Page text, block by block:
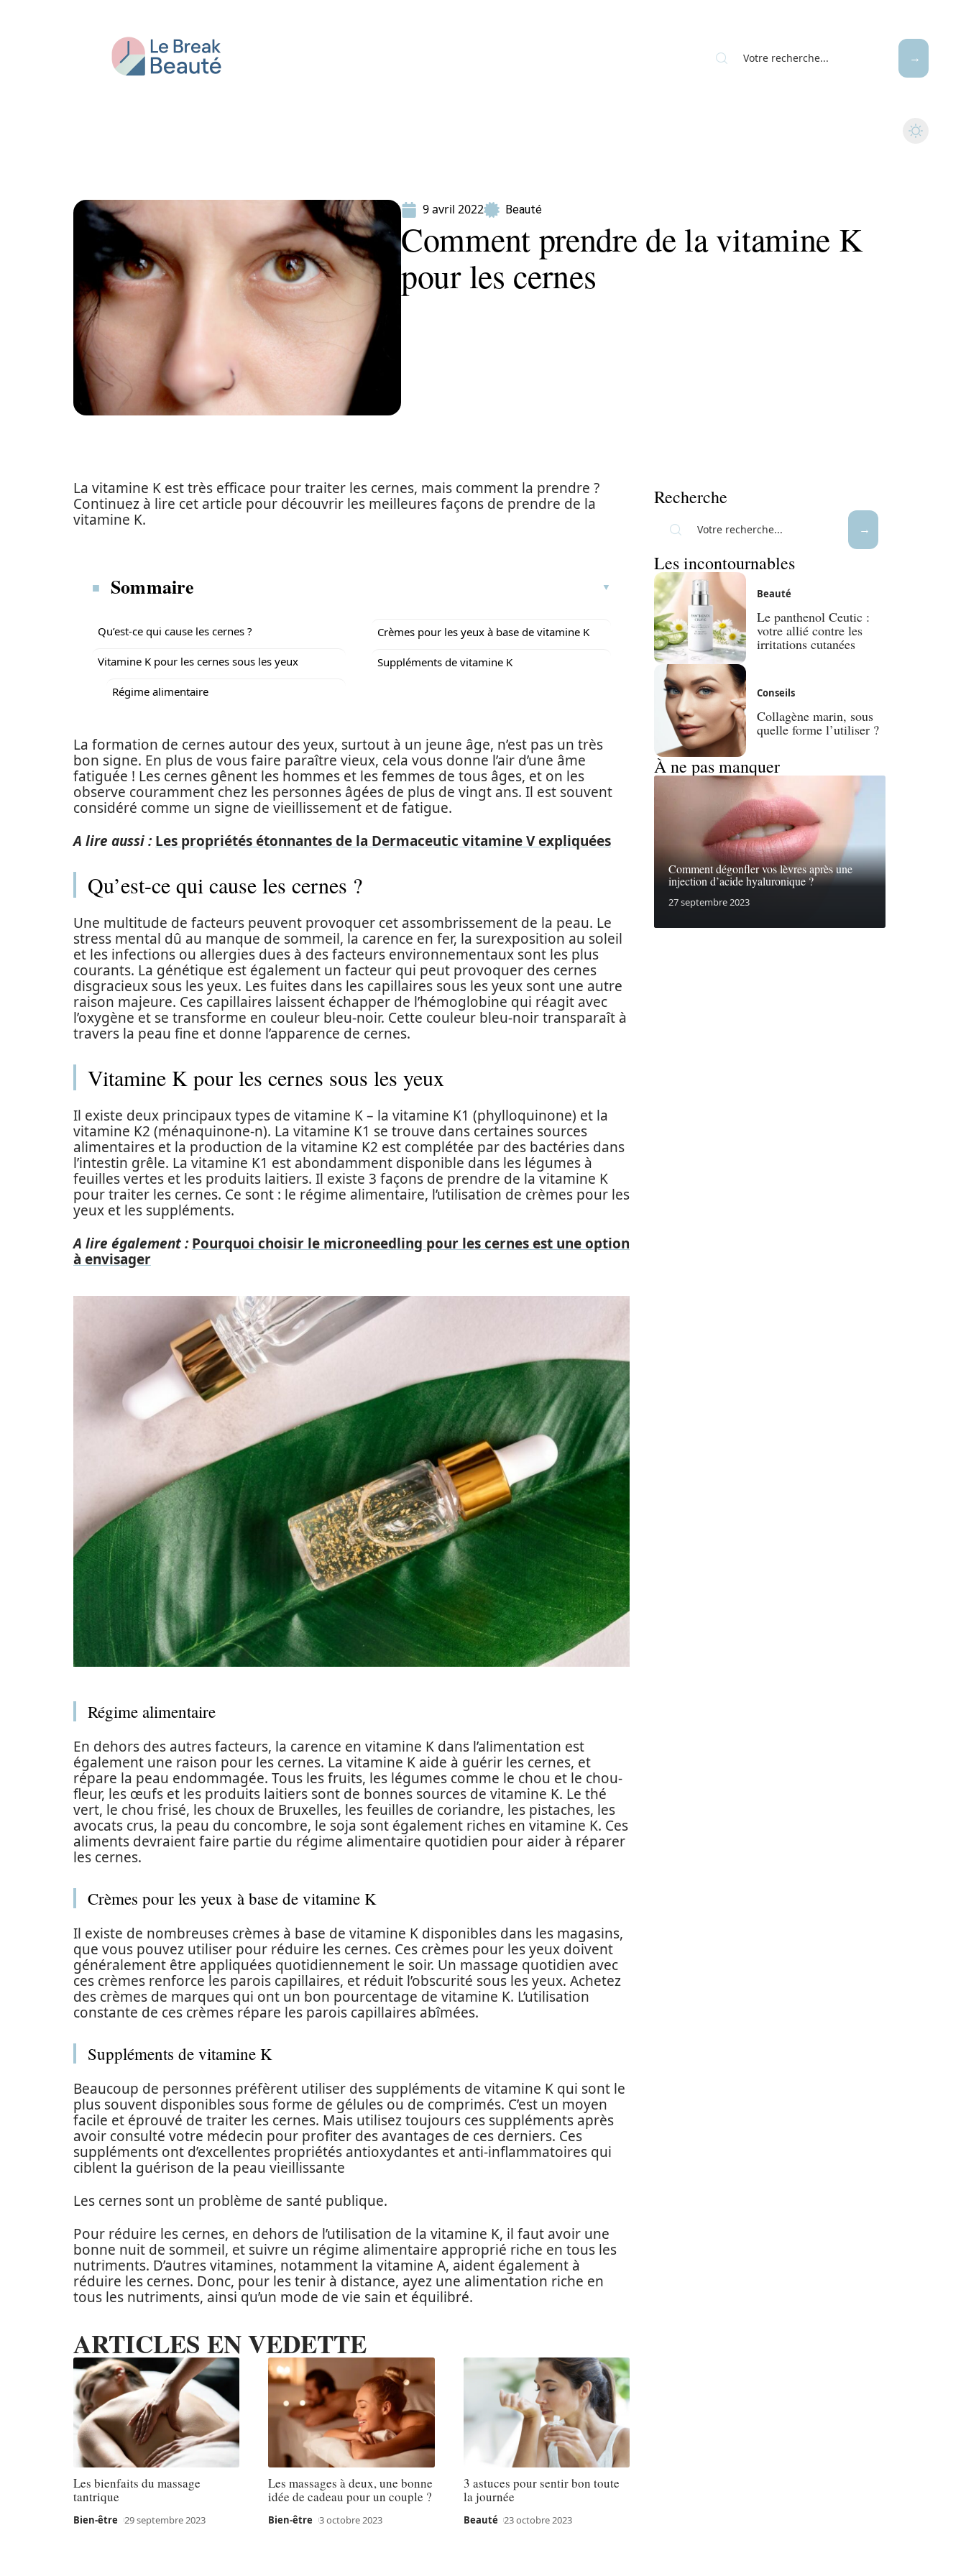
9 avril 2022 Beauté
Comment prendre de la vitamine K
pour les cernes
La vitamine K est très efficace pour traiter les cernes, mais comment la prendre ?
Continuez à lire cet article pour découvrir les meilleures façons de prendre de la
vitamine K.
Sommaire
Qu’est-ce qui cause les cernes ?
Vitamine K pour les cernes sous les yeux
Régime alimentaire
Crèmes pour les yeux à base de vitamine K
Suppléments de vitamine K
La formation de cernes autour des yeux, surtout à un jeune âge, n’est pas un très
bon signe. En plus de vous faire paraître vieux, cela vous donne l’air d’une âme
fatiguée ! Les cernes gênent les hommes et les femmes de tous âges, et on les
observe couramment chez les personnes âgées de plus de vingt ans. Il est souvent
considéré comme un signe de vieillissement et de fatigue.
A lire aussi : Les propriétés étonnantes de la Dermaceutic vitamine V expliquées
Qu’est-ce qui cause les cernes ?
Une multitude de facteurs peuvent provoquer cet assombrissement de la peau. Le
stress mental dû au manque de sommeil, la carence en fer, la surexposition au soleil
et les infections ou allergies dues à des facteurs environnementaux sont les plus
courants. La génétique est également un facteur qui peut provoquer des cernes
disgracieux sous les yeux. Les fuites dans les capillaires sous les yeux sont une autre
raison majeure. Ces capillaires laissent échapper de l’hémoglobine qui réagit avec
l’oxygène et se transforme en couleur bleu-noir. Cette couleur bleu-noir transparaît à
travers la peau fine et donne l’apparence de cernes.
Vitamine K pour les cernes sous les yeux
Il existe deux principaux types de vitamine K – la vitamine K1 (phylloquinone) et la
vitamine K2 (ménaquinone-n). La vitamine K1 se trouve dans certaines sources
alimentaires et la production de la vitamine K2 est complétée par des bactéries dans
l’intestin grêle. La vitamine K1 est abondamment disponible dans les légumes à
feuilles vertes et les produits laitiers. Il existe 3 façons de prendre de la vitamine K
pour traiter les cernes. Ce sont : le régime alimentaire, l’utilisation de crèmes pour les
yeux et les suppléments.
A lire également : Pourquoi choisir le microneedling pour les cernes est une option
à envisager
Régime alimentaire
En dehors des autres facteurs, la carence en vitamine K dans l’alimentation est
également une raison pour les cernes. La vitamine K aide à guérir les cernes, et
répare la peau endommagée. Tous les fruits, les légumes comme le chou et le chou-
fleur, les œufs et les produits laitiers sont de bonnes sources de vitamine K. Le thé
vert, le chou frisé, les choux de Bruxelles, les feuilles de coriandre, les pistaches, les
avocats crus, la peau du concombre, le soja sont également riches en vitamine K. Ces
aliments devraient faire partie du régime alimentaire quotidien pour aider à réparer
les cernes.
Crèmes pour les yeux à base de vitamine K
Il existe de nombreuses crèmes à base de vitamine K disponibles dans les magasins,
que vous pouvez utiliser pour réduire les cernes. Ces crèmes pour les yeux doivent
généralement être appliquées quotidiennement le soir. Un massage quotidien avec
ces crèmes renforce les parois capillaires, et réduit l’obscurité sous les yeux. Achetez
des crèmes de marques qui ont un bon pourcentage de vitamine K. L’utilisation
constante de ces crèmes répare les parois capillaires abîmées.
Suppléments de vitamine K
Beaucoup de personnes préfèrent utiliser des suppléments de vitamine K qui sont le
plus souvent disponibles sous forme de gélules ou de comprimés. C’est un moyen
facile et éprouvé de traiter les cernes. Mais utilisez toujours ces suppléments après
avoir consulté votre médecin pour profiter des avantages de ces derniers. Ces
suppléments ont d’excellentes propriétés antioxydantes et anti-inflammatoires qui
ciblent la guérison de la peau vieillissante
Les cernes sont un problème de santé publique.
Pour réduire les cernes, en dehors de l’utilisation de la vitamine K, il faut avoir une
bonne nuit de sommeil, et suivre un régime alimentaire approprié riche en tous les
nutriments. D’autres vitamines, notamment la vitamine A, aident également à
réduire les cernes. Donc, pour les tenir à distance, ayez une alimentation riche en
tous les nutriments, ainsi qu’un mode de vie sain et équilibré.
ARTICLES EN VEDETTE
Les bienfaits du massage
tantrique
Bien-être 29 septembre 2023
Les massages à deux, une bonne
idée de cadeau pour un couple ?
Bien-être 3 octobre 2023
3 astuces pour sentir bon toute
la journée
Beauté 23 octobre 2023
Recherche
Les incontournables
Beauté
Le panthenol Ceutic :
votre allié contre les
irritations cutanées
Conseils
Collagène marin, sous
quelle forme l’utiliser ?
À ne pas manquer
Comment dégonfler vos lèvres après une
injection d’acide hyaluronique ?
27 septembre 2023